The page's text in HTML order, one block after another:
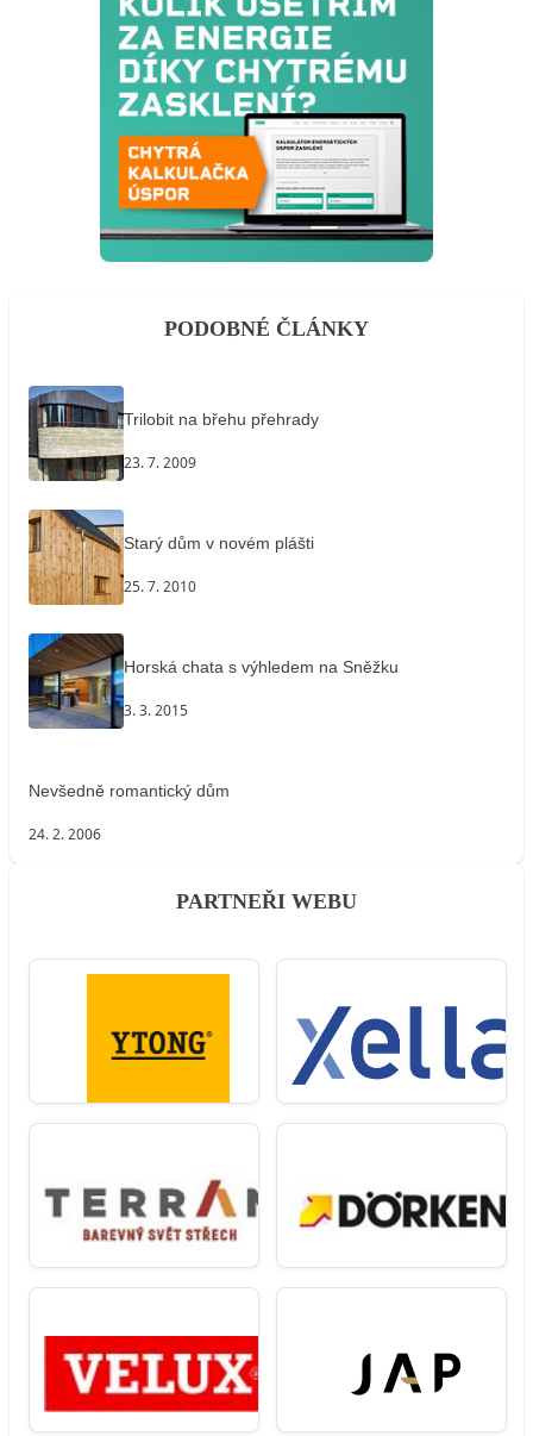
PODOBNÉ ČLÁNKY
Trilobit na břehu přehrady
23. 7. 2009
Starý dům v novém plášti
25. 7. 2010
Horská chata s výhledem na Sněžku
3. 3. 2015
Nevšedně romantický dům
24. 2. 2006
PARTNEŘI WEBU